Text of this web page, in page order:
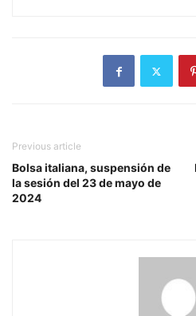
Previous article
Bolsa italiana, suspensión de
la sesión del 23 de mayo de
2024